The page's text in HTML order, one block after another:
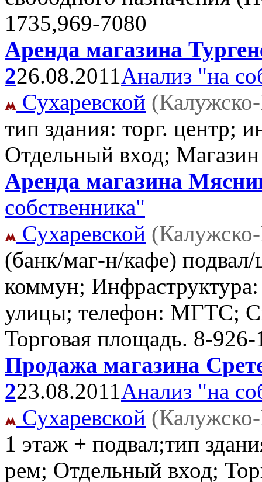
1735,969-7080
Аренда магазина
226.08.2011Анализ "на
Сухаревской
тип здания: торг. центр;
Отдельный вход;
Аренда магазина
собственника"
Сухаревской
(банк/маг-н/кафе) подвал/
коммун;
улицы; телефон: МГТС;
Торговая площадь. 8-926-
Продажа магазина
223.08.2011Анализ "на
Сухаревской
1 этаж + подвал;тип
рем; Отдельный вход;